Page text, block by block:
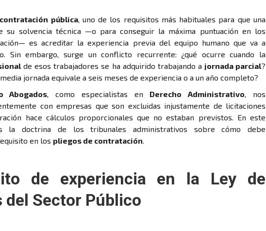
contratación pública, uno de los requisitos más habituales para que una
su solvencia técnica —o para conseguir la máxima puntuación en los
es acreditar la experiencia previa del equipo humano que va a
Sin embargo, surge un conflicto recurrente: ¿qué ocurre cuando la
de esos trabajadores se ha adquirido trabajando a jornada parcial?
jornada equivale a seis meses de experiencia o a un año completo?
Abogados, como especialistas en Derecho Administrativo, nos
con empresas que son excluidas injustamente de licitaciones
hace cálculos proporcionales que no estaban previstos. En este
la doctrina de los tribunales administrativos sobre cómo debe
en los pliegos de contratación.
de experiencia en la Ley de
del Sector Público